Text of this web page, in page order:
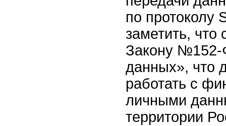
по протоколу
заметить, что
Закону
данных», что
работать с
личными
территории